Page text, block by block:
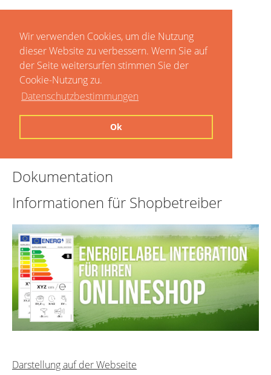
Wir verwenden Cookies, um die Nutzung
dieser Website zu verbessern. Wenn Sie auf
der Seite weitersurfen stimmen Sie der
Cookie-Nutzung zu.
Datenschutzbestimmungen
Ok
Dokumentation
Informationen für Shopbetreiber
Darstellung auf der Webseite